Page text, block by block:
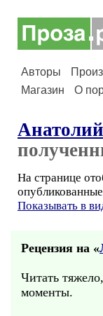
Авторы
Магазин
О
На странице
Показывать в
Рецензия на «
Читать
моменты.